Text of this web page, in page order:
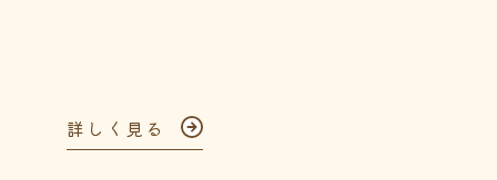
詳しく見る